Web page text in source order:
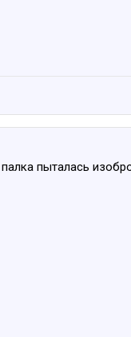
пыталась